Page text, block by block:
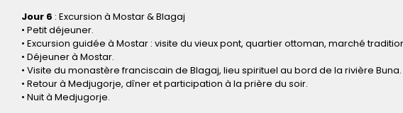
Jour 6 : Excursion à Mostar & Blagaj
• Petit déjeuner.
• Excursion guidée à Mostar : visite du vieux pont, quartier ottoman, marché
• Déjeuner à Mostar.
• Visite du monastère franciscain de Blagaj, lieu spirituel au bord de la rivière Buna.
• Retour à Medjugorje, dîner et participation à la prière du soir.
• Nuit à Medjugorje.